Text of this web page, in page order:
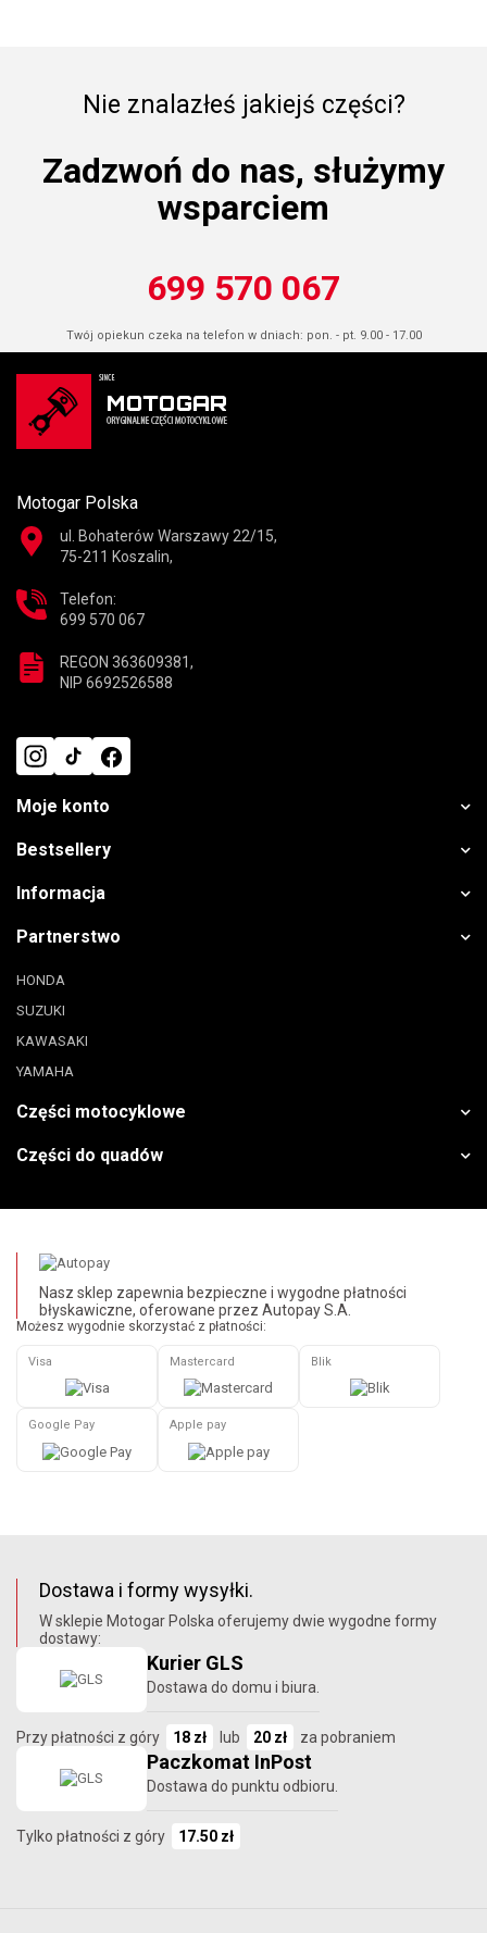
Nie znalazłeś jakiejś części?
Zadzwoń do nas, służymy
wsparciem
699 570 067
Twój opiekun czeka na telefon w dniach: pon. - pt. 9.00 - 17.00
Motogar Polska
ul. Bohaterów Warszawy 22/15,
75-211 Koszalin,
Telefon:
699 570 067
REGON 363609381,
NIP 6692526588
Moje konto
Bestsellery
Informacja
Partnerstwo
HONDA
SUZUKI
KAWASAKI
YAMAHA
Części motocyklowe
Części do quadów
Nasz sklep zapewnia bezpieczne i wygodne płatności
błyskawiczne, oferowane przez Autopay S.A.
Możesz wygodnie skorzystać z płatności:
Visa Mastercard Blik
Google Pay Apple pay
Dostawa i formy wysyłki.
W sklepie Motogar Polska oferujemy dwie wygodne formy
dostawy:
Kurier GLS
Dostawa do domu i biura.
Przy płatności z góry 18 zł lub 20 zł za pobraniem
Paczkomat InPost
Dostawa do punktu odbioru.
Tylko płatności z góry 17.50 zł